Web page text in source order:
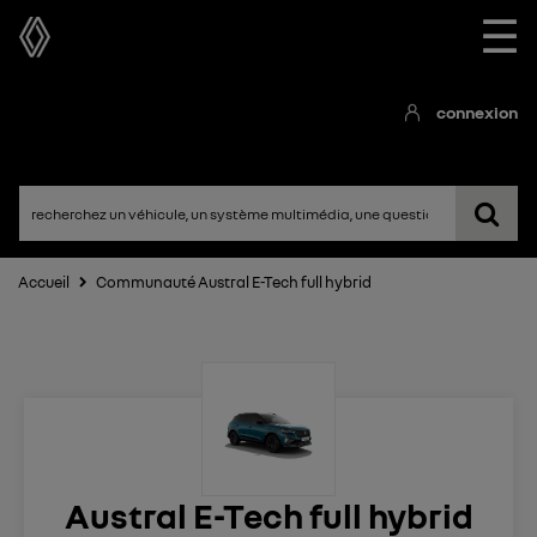
☰
connexion
Accueil Communauté Austral E-Tech full hybrid
Austral E-Tech full hybrid